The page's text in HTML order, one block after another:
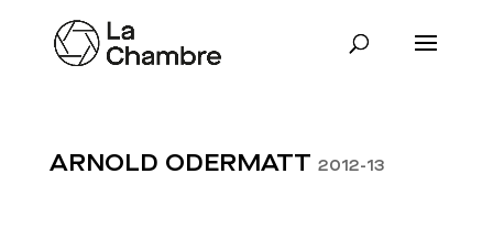
ARNOLD ODERMATT 2012-13